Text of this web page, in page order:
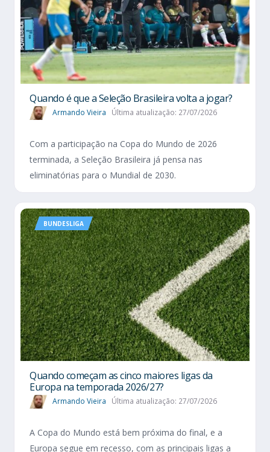
Quando é que a Seleção Brasileira volta a jogar?
Armando Vieira Última atualização: 27/07/2026
Com a participação na Copa do Mundo de 2026
terminada, a Seleção Brasileira já pensa nas
eliminatórias para o Mundial de 2030.
BUNDESLIGA
Quando começam as cinco maiores ligas da
Europa na temporada 2026/27?
Armando Vieira Última atualização: 27/07/2026
A Copa do Mundo está bem próxima do final, e a
Europa segue em recesso, com as principais ligas a